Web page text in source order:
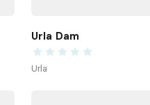
Urla Dam
Urla